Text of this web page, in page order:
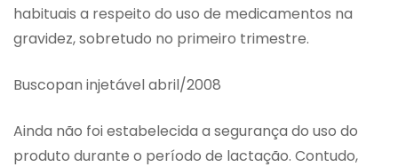
habituais a respeito do uso de medicamentos na
gravidez, sobretudo no primeiro trimestre.
Buscopan injetável abril/2008
Ainda não foi estabelecida a segurança do uso do
produto durante o período de lactação. Contudo,